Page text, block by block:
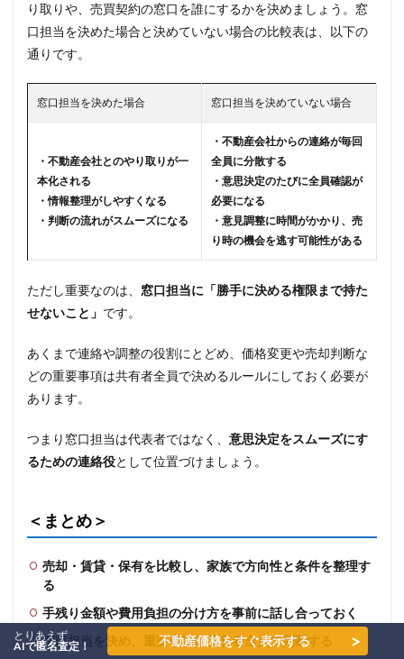
り取りや、売買契約の窓口を誰にするかを決めましょう。窓
口担当を決めた場合と決めていない場合の比較表は、以下の
通りです。
窓口担当を決めた場合 窓口担当を決めていない場合
・不動産会社とのやり取りが一
本化される
・情報整理がしやすくなる
・判断の流れがスムーズになる
・不動産会社からの連絡が毎回
全員に分散する
・意思決定のたびに全員確認が
必要になる
・意見調整に時間がかかり、売
り時の機会を逃す可能性がある
ただし重要なのは、 窓口担当に「勝手に決める権限まで持た
せないこと」 です。
あくまで連絡や調整の役割にとどめ、価格変更や売却判断な
どの重要事項は共有者全員で決めるルールにしておく必要が
あります。
つまり窓口担当は代表者ではなく、 意思決定をスムーズにす
るための連絡役として位置づけましょう。
＜まとめ＞
売却・賃貸・保有を比較し、家族で方向性と条件を整理す
る
手残り金額や費用負担の分け方を事前に話し合っておく
窓口担当を決め、重要事項は共有者全員で判断する
とりあえず
AIで匿名査定！
不動産価格をすぐ表示する >